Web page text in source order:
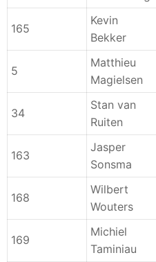
165
Kevin
Bekker
5
Matthieu
Magielsen
34
Stan van
Ruiten
163
Jasper
Sonsma
168
Wilbert
Wouters
169
Michiel
Taminiau